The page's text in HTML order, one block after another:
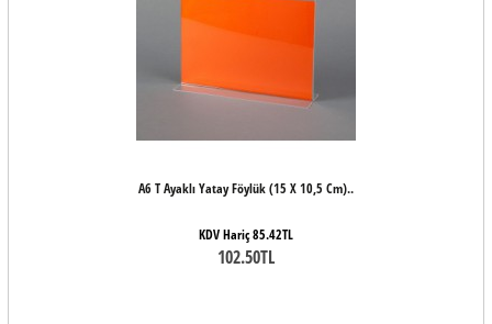
A6 T Ayaklı Yatay Föylük (15 X 10,5 Cm)..
KDV Hariç 85.42TL
102.50TL